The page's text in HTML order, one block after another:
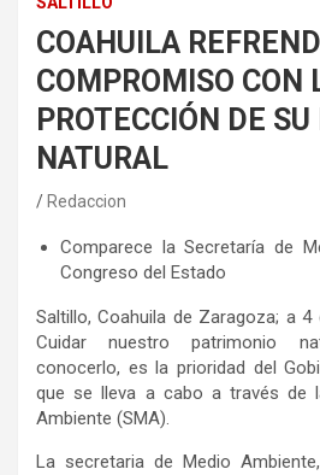
COAHUILA
COMPROMISO CON
PROTECCIÓN DE
NATURAL
Redaccion
Comparece la Secretaría de
Congreso del Estado
Saltillo, Coahuila de Zaragoza; a 4
Cuidar nuestro patrimonio
conocerlo, es la prioridad del
que se lleva a cabo a través de
Ambiente (SMA).
La secretaria de Medio